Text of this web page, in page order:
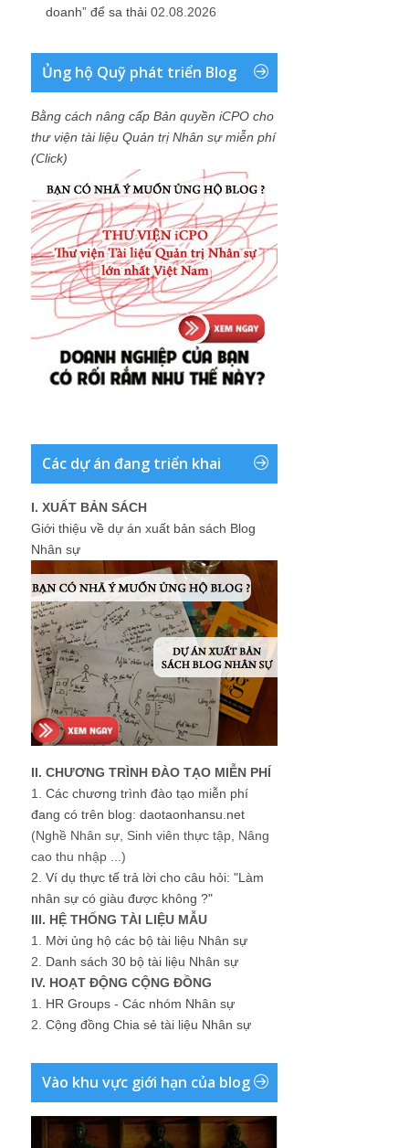
doanh” để sa thải 02.08.2026
Ủng hộ Quỹ phát triển Blog
Bằng cách nâng cấp Bản quyền iCPO cho
thư viện tài liệu Quản trị Nhân sự miễn phí
(Click)
Các dự án đang triển khai
I. XUẤT BẢN SÁCH
Giới thiệu về dự án xuất bản sách Blog
Nhân sự
II. CHƯƠNG TRÌNH ĐÀO TẠO MIỄN PHÍ
1. Các chương trình đào tạo miễn phí
đang có trên blog: daotaonhansu.net
(Nghề Nhân sự, Sinh viên thực tập, Nâng
cao thu nhập ...)
2. Ví dụ thực tế trả lời cho câu hỏi: "Làm
nhân sự có giàu được không ?"
III. HỆ THỐNG TÀI LIỆU MẪU
1. Mời ủng hộ các bộ tài liệu Nhân sự
2. Danh sách 30 bộ tài liệu Nhân sự
IV. HOẠT ĐỘNG CỘNG ĐỒNG
1. HR Groups - Các nhóm Nhân sự
2. Cộng đồng Chia sẻ tài liệu Nhân sự
Vào khu vực giới hạn của blog